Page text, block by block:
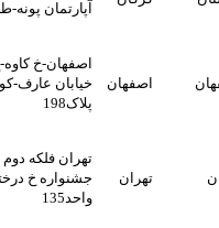
آپارتمان پونه-ط2
اصفهان-خ کاوه-خ بهارستان-
خیابان عارف-کوی گلریز-
تهران فلکه دوم تهرانپارس خ
جشنواره خ درختی پلاک1/9